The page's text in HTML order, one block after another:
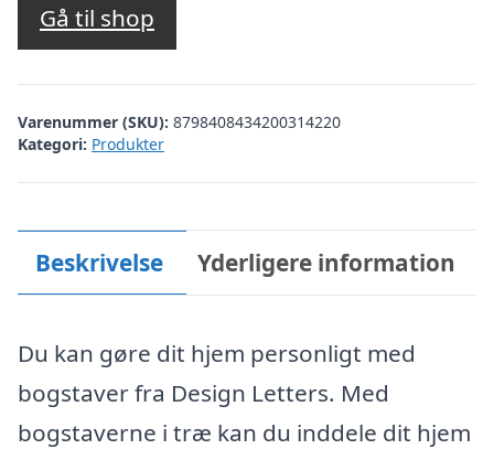
Gå til shop
Varenummer (SKU): 8798408434200314220
Kategori: Produkter
Beskrivelse Yderligere information
Du kan gøre dit hjem personligt med
bogstaver fra Design Letters. Med
bogstaverne i træ kan du inddele dit hjem